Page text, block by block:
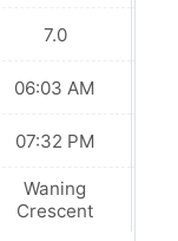
7.0
06:03 AM
07:32 PM
Waning
Crescent